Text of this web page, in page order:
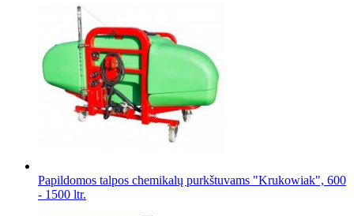
Papildomos talpos chemikalų purkštuvams "Krukowiak", 600
- 1500 ltr.